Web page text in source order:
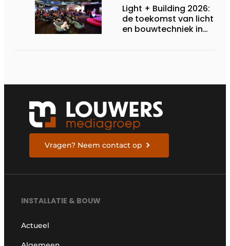
Light + Building 2026:
de toekomst van licht
en bouwtechniek in
Vragen? Neem contact op
INSTALLATIE & BOUW
Actueel